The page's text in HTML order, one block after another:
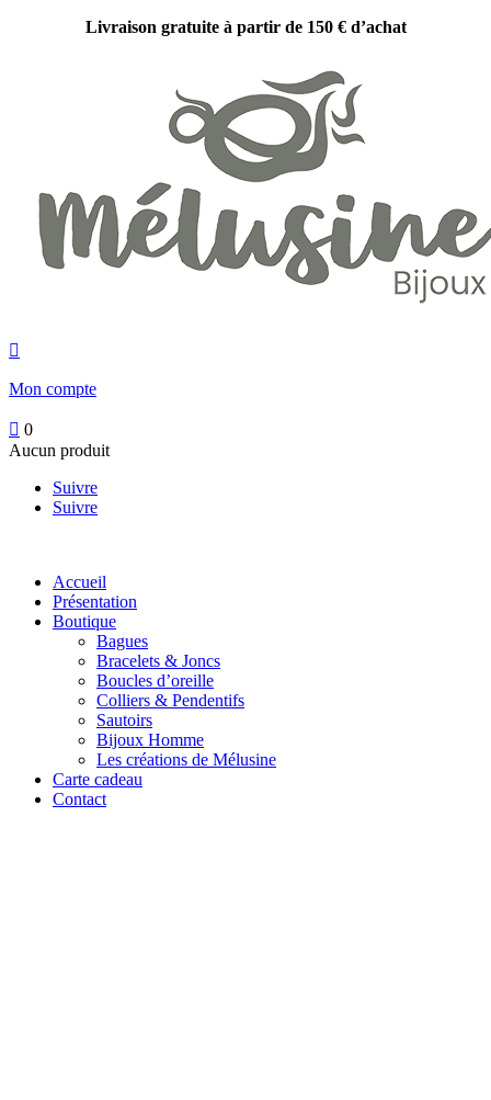
Livraison gratuite à partir de 150 € d’achat

Mon compte
 0
Aucun produit
Suivre
Suivre
Accueil
Présentation
Boutique
Bagues
Bracelets & Joncs
Boucles d’oreille
Colliers & Pendentifs
Sautoirs
Bijoux Homme
Les créations de Mélusine
Carte cadeau
Contact